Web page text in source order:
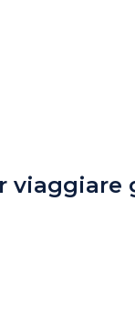
viaggiare